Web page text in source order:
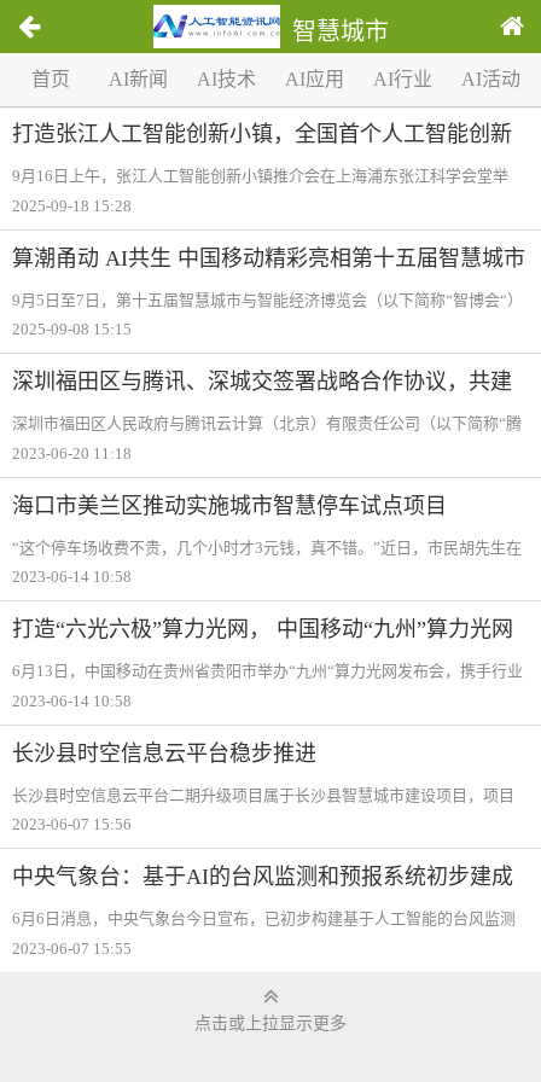
智慧城市
首页 AI新闻 AI技术 AI应用 AI行业 AI活动
1/0
打造张江人工智能创新小镇，全国首个人工智能创新
应用先导区再添发展新引擎
9月16日上午，张江人工智能创新小镇推介会在上海浦东张江科学会堂举
行。近300位国内外人工智能领域的顶尖专家、投资人、企业家见证小镇启
建设“低创新
2025-09-18 15:28
算潮甬动 AI共生 中国移动精彩亮相第十五届智慧城市
与智能经济博览会
9月5日至7日，第十五届智慧城市与智能经济博览会（以下简称“智博会“）
在宁波举行。中国移动作为主办方之一，在宁波国际会展中心4号馆内以
运营者
2025-09-08 15:15
深圳福田区与腾讯、深城交签署战略合作协议，共建
全球一流智慧交通体系
深圳市福田区人民政府与腾讯云计算（北京）有限责任公司（以下简称“腾
讯“）、深圳市城市交通规划设计研究中心股份有限公司（以下简称“深城交
2023-06-20 11:18
海口市美兰区推动实施城市智慧停车试点项目
“这个停车场收费不贵，几个小时才3元钱，真不错。”近日，市民胡先生在
位于美苑路的便民停车场外满意地说道。胡先生这次便利实惠的停车体验
角闲置用
2023-06-14 10:58
打造“六光六极”算力光网， 中国移动“九州”算力光网
白皮书重磅发布
6月13日，中国移动在贵州省贵阳市举办“九州“算力光网发布会，携手行业
合作伙伴发布《“九州“算力光网目标架构白皮书》（以下简称《白皮
力光网作为算
2023-06-14 10:58
长沙县时空信息云平台稳步推进
长沙县时空信息云平台二期升级项目属于长沙县智慧城市建设项目，项目
于2022年9月开始建设，建设周期为1年。项目建设的主要内容包括：时空
截至目前，长
2023-06-07 15:56
中央气象台：基于AI的台风监测和预报系统初步建成
6月6日消息，中央气象台今日宣布，已初步构建基于人工智能的台风监测
和预报系统。该系统可为提升我国台风监测预报业务智能化及拓展全球多
2023-06-07 15:55
点击或上拉显示更多